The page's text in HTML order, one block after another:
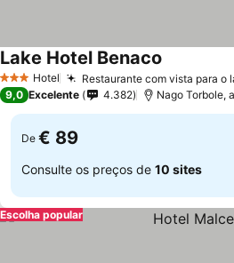
3 EstrelasHotel Restaurante com vista para o
Lake Hotel Benaco
9,0 Excelente 4.382 Nago Torbole,
De € 89
Consulte os preços de 10 sites
Escolha popular